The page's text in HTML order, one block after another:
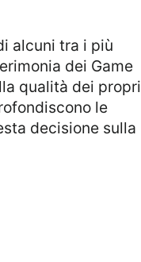
dei Game
qualità dei propri
le
decisione sulla